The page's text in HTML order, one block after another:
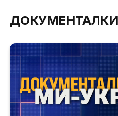
ДОКУМЕНТАЛКИ